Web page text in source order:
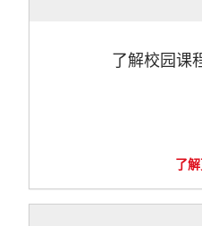
了解校园课
了